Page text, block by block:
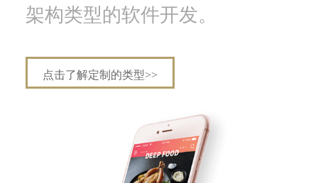
架构类型的软件开发。
点击了解定制的类型>>